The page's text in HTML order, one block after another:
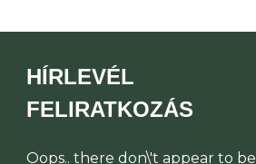
HÍRLEVÉL
FELIRATKOZÁS
Oops.. there don\'t appear to be